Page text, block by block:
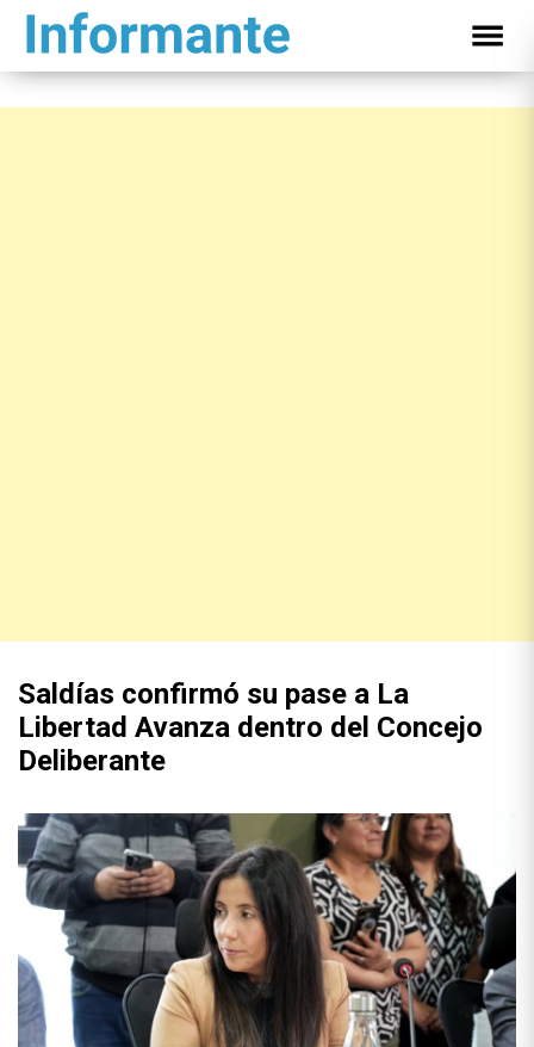
Saldías confirmó su pase a La
Libertad Avanza dentro del Concejo
Deliberante